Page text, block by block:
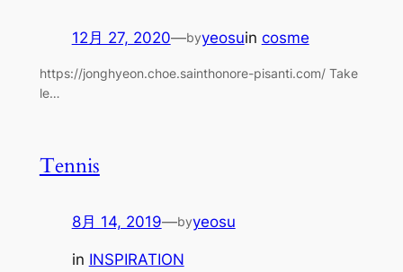
12月 27, 2020—byyeosuin cosme
https://jonghyeon.choe.sainthonore-pisanti.com/ Take
le…
Tennis
8月 14, 2019—byyeosu
in INSPIRATION